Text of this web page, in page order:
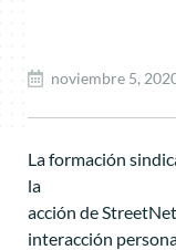
noviembre 5,
La formación
la
acción de
interacción